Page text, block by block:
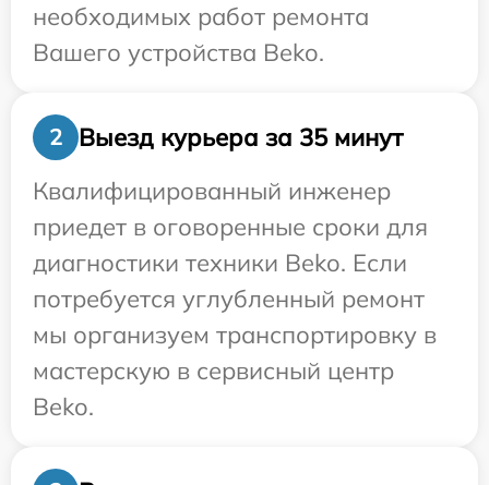
необходимых работ ремонта
Вашего устройства Beko.
2
Выезд курьера за 35 минут
Квалифицированный инженер
приедет в оговоренные сроки для
диагностики техники Beko. Если
потребуется углубленный ремонт
мы организуем транспортировку в
мастерскую в сервисный центр
Beko.